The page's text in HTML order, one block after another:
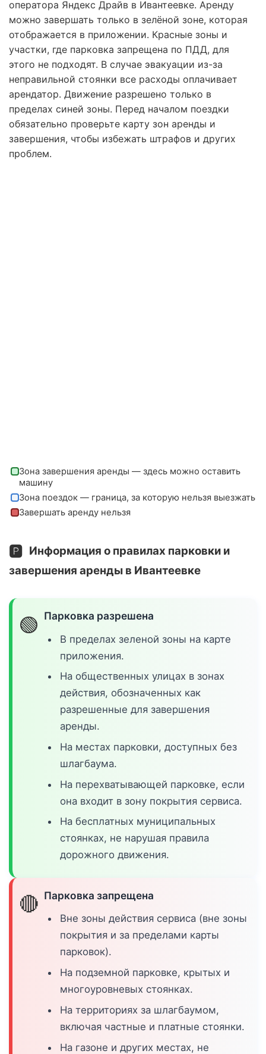
оператора Яндекс Драйв в Ивантеевке. Аренду
можно завершать только в зелёной зоне, которая
отображается в приложении. Красные зоны и
участки, где парковка запрещена по ПДД, для
этого не подходят. В случае эвакуации из-за
неправильной стоянки все расходы оплачивает
арендатор. Движение разрешено только в
пределах синей зоны. Перед началом поездки
обязательно проверьте карту зон аренды и
завершения, чтобы избежать штрафов и других
проблем.
Зона завершения аренды — здесь можно оставить
машину
Зона поездок — граница, за которую нельзя выезжать
Завершать аренду нельзя
🅿️ Информация о правилах парковки и
завершения аренды в Ивантеевке
🟢 Парковка разрешена
В пределах зеленой зоны на карте
приложения.
На общественных улицах в зонах
действия, обозначенных как
разрешенные для завершения
аренды.
На местах парковки, доступных без
шлагбаума.
На перехватывающей парковке, если
она входит в зону покрытия сервиса.
На бесплатных муниципальных
стоянках, не нарушая правила
дорожного движения.
🔴 Парковка запрещена
Вне зоны действия сервиса (вне зоны
покрытия и за пределами карты
парковок).
На подземной парковке, крытых и
многоуровневых стоянках.
На территориях за шлагбаумом,
включая частные и платные стоянки.
На газоне и других местах, не